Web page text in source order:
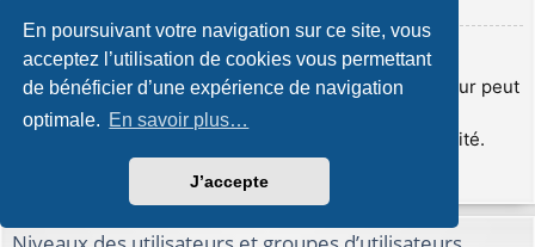
En poursuivant votre navigation sur ce site, vous
acceptez l’utilisation de cookies vous permettant
de bénéficier d’une expérience de navigation
optimale. En savoir plus…
J’accepte
Que sont les icônes de sujet ?
Les icônes de sujet sont de petites images que l’auteur peut
insérer afin d’illustrer le contenu de son sujet. Les
administrateurs peuvent désactiver cette fonctionnalité.